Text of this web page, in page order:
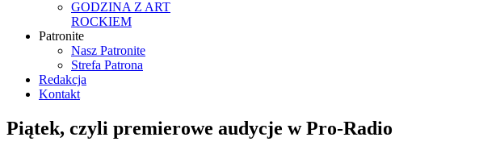
GODZINA Z ART
ROCKIEM
Patronite
Nasz Patronite
Strefa Patrona
Redakcja
Kontakt
Piątek, czyli premierowe audycje w Pro-Radio